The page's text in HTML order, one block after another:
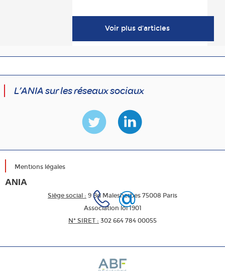
Voir plus d'articles
L’ANIA sur les réseaux sociaux
Mentions légales
ANIA
Siège social : 9 Bd Malesherbes 75008 Paris
Association loi 1901
N* SIRET : 302 664 784 00055